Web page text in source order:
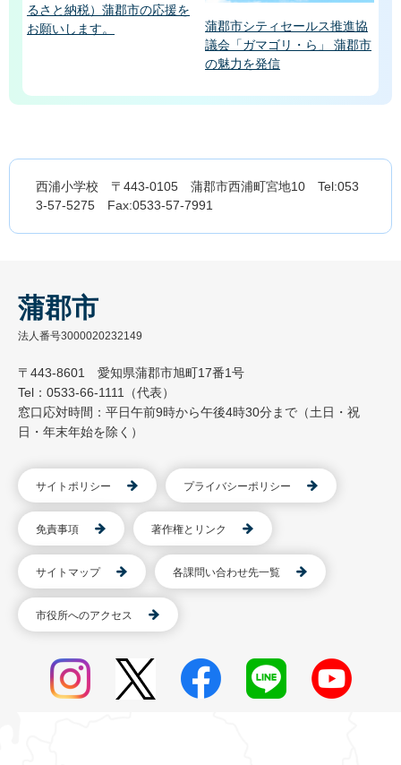
るさと納税）蒲郡市の応援を
お願いします。
蒲郡市シティセールス推進協
議会「ガマゴリ・ら」 蒲郡市
の魅力を発信
西浦小学校 〒443-0105 蒲郡市西浦町宮地10 Tel:053
3-57-5275 Fax:0533-57-7991
蒲郡市
法人番号3000020232149
〒443-8601 愛知県蒲郡市旭町17番1号
Tel：0533-66-1111（代表）
窓口応対時間：平日午前9時から午後4時30分まで（土日・祝
日・年末年始を除く）
サイトポリシー プライバシーポリシー
免責事項 著作権とリンク
サイトマップ 各課問い合わせ先一覧
市役所へのアクセス